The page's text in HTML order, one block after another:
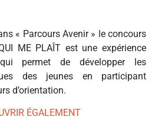
« Parcours Avenir » le concours
ME PLAÎT est une expérience
permet de développer les
des jeunes en participant
d’orientation.
ÉGALEMENT